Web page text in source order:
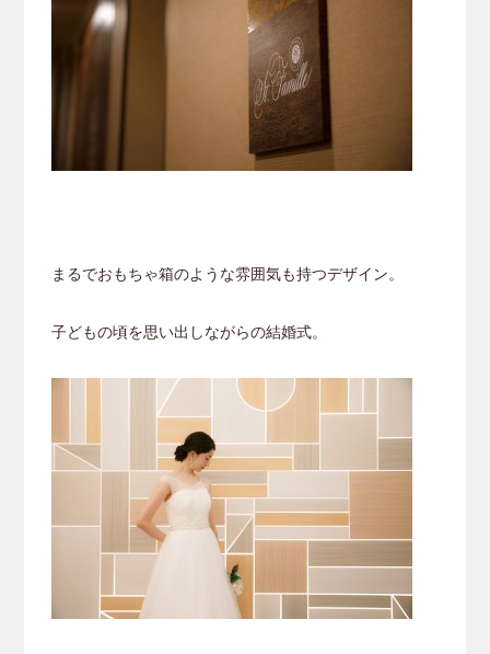
まるでおもちゃ箱のような雰囲気も持つデザイン。
子どもの頃を思い出しながらの結婚式。